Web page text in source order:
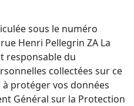
sous le numéro
Henri Pellegrin ZA La
responsable du
collectées sur ce
protéger vos données
Général sur la Protection